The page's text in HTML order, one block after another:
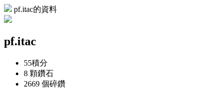
pf.itac的資料
pf.itac
55積分
8 顆鑽石
2669 個碎鑽